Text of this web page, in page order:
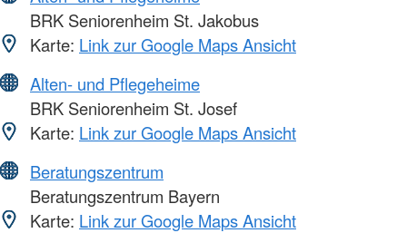
BRK Seniorenheim St. Jakobus
Karte: Link zur Google Maps Ansicht
Alten- und Pflegeheime
BRK Seniorenheim St. Josef
Karte: Link zur Google Maps Ansicht
Beratungszentrum
Beratungszentrum Bayern
Karte: Link zur Google Maps Ansicht